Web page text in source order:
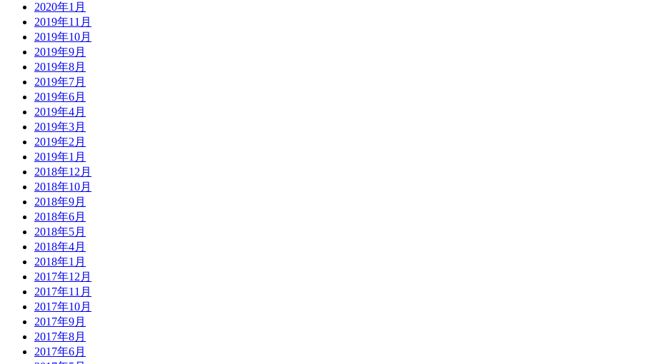
2020年1月
2019年11月
2019年10月
2019年9月
2019年8月
2019年7月
2019年6月
2019年4月
2019年3月
2019年2月
2019年1月
2018年12月
2018年10月
2018年9月
2018年6月
2018年5月
2018年4月
2018年1月
2017年12月
2017年11月
2017年10月
2017年9月
2017年8月
2017年6月